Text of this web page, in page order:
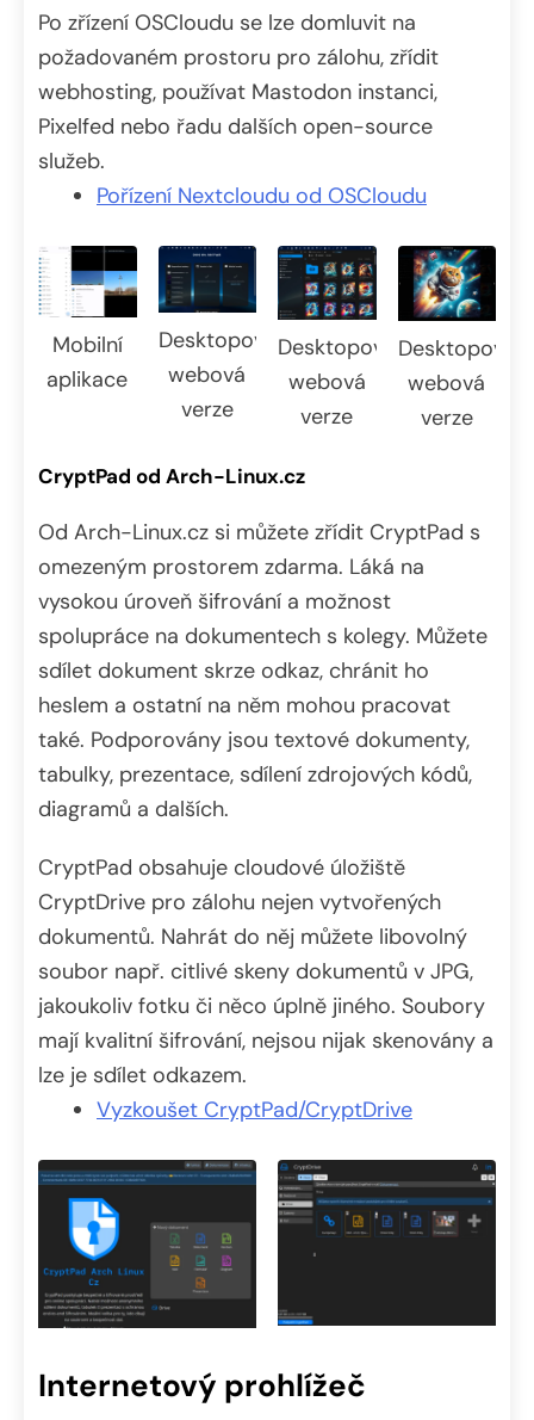
Po zřízení OSCloudu se lze domluvit na
požadovaném prostoru pro zálohu, zřídit
webhosting, používat Mastodon instanci,
Pixelfed nebo řadu dalších open-source
služeb.
Pořízení Nextcloudu od OSCloudu
Mobilní
aplikace
Desktopová
webová
verze
Desktopová
webová
verze
Desktopová
webová
verze
CryptPad od Arch-Linux.cz
Od Arch-Linux.cz si můžete zřídit CryptPad s
omezeným prostorem zdarma. Láká na
vysokou úroveň šifrování a možnost
spolupráce na dokumentech s kolegy. Můžete
sdílet dokument skrze odkaz, chránit ho
heslem a ostatní na něm mohou pracovat
také. Podporovány jsou textové dokumenty,
tabulky, prezentace, sdílení zdrojových kódů,
diagramů a dalších.
CryptPad obsahuje cloudové úložiště
CryptDrive pro zálohu nejen vytvořených
dokumentů. Nahrát do něj můžete libovolný
soubor např. citlivé skeny dokumentů v JPG,
jakoukoliv fotku či něco úplně jiného. Soubory
mají kvalitní šifrování, nejsou nijak skenovány a
lze je sdílet odkazem.
Vyzkoušet CryptPad/CryptDrive
Internetový prohlížeč